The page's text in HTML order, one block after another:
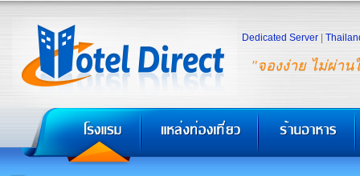
"จองง่าย ไม่ผ่าน
Dedicated Server